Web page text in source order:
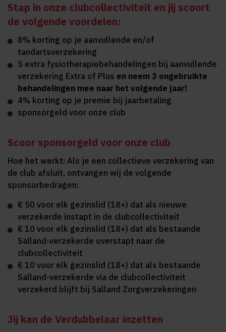
Stap in onze clubcollectiviteit en jij scoort
de volgende voordelen:
8% korting op je aanvullende en/of
tandartsverzekering
5 extra fysiotherapiebehandelingen bij aanvullende
verzekering Extra of Plus en neem 3 ongebruikte
behandelingen mee naar het volgende jaar!
4% korting op je premie bij jaarbetaling
sponsorgeld voor onze club
Scoor sponsorgeld voor onze club
Hoe het werkt: Als je een collectieve verzekering van
de club afsluit, ontvangen wij de volgende
sponsorbedragen:
€ 50 voor elk gezinslid (18+) dat als nieuwe
verzekerde instapt in de clubcollectiviteit
€ 10 voor elk gezinslid (18+) dat als bestaande
Salland-verzekerde overstapt naar de
clubcollectiviteit
€ 10 voor elk gezinslid (18+) dat als bestaande
Salland-verzekerde via de clubcollectiviteit
verzekerd blijft bij Salland Zorgverzekeringen
Jij kan de Verdubbelaar inzetten